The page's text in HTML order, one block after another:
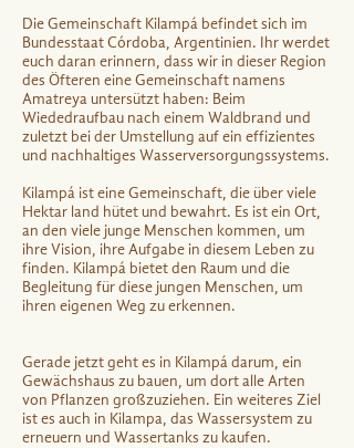
Die Gemeinschaft Kilampá befindet sich im
Bundesstaat Córdoba, Argentinien. Ihr werdet
euch daran erinnern, dass wir in dieser Region
des Öfteren eine Gemeinschaft namens
Amatreya untersützt haben: Beim
Wiededraufbau nach einem Waldbrand und
zuletzt bei der Umstellung auf ein effizientes
und nachhaltiges Wasserversorgungssystems.
Kilampá ist eine Gemeinschaft, die über viele
Hektar land hütet und bewahrt. Es ist ein Ort,
an den viele junge Menschen kommen, um
ihre Vision, ihre Aufgabe in diesem Leben zu
finden. Kilampá bietet den Raum und die
Begleitung für diese jungen Menschen, um
ihren eigenen Weg zu erkennen.
Gerade jetzt geht es in Kilampá darum, ein
Gewächshaus zu bauen, um dort alle Arten
von Pflanzen großzuziehen. Ein weiteres Ziel
ist es auch in Kilampa, das Wassersystem zu
erneuern und Wassertanks zu kaufen.